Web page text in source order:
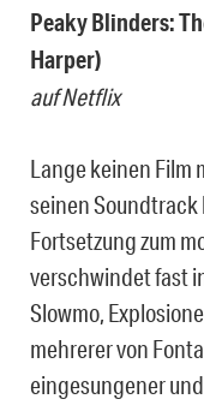
Peaky Blinders:
Harper)
auf Netflix
Lange keinen Film
seinen
Fortsetzung zum
verschwindet fast
Slowmo,
mehrerer von
eingesungener